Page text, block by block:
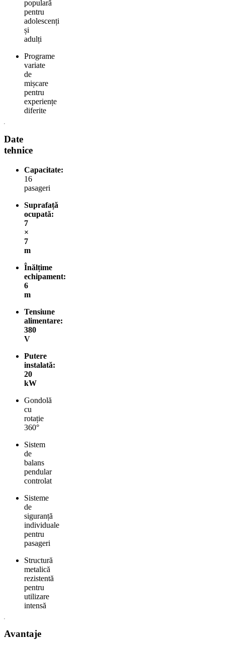
populară
pentru
adolescenți
și
adulți
Programe
variate
de
mișcare
pentru
experiențe
diferite
Date
tehnice
Capacitate:
16
pasageri
Suprafață
ocupată:
7
×
7
m
Înălțime
echipament:
6
m
Tensiune
alimentare:
380
V
Putere
instalată:
20
kW
Gondolă
cu
rotație
360°
Sistem
de
balans
pendular
controlat
Sisteme
de
siguranță
individuale
pentru
pasageri
Structură
metalică
rezistentă
pentru
utilizare
intensă
Avantaje